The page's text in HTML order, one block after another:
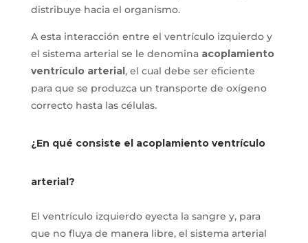
distribuye hacia el organismo.
A esta interacción entre el ventrículo izquierdo y
el sistema arterial se le denomina acoplamiento
ventrículo arterial, el cual debe ser eficiente
para que se produzca un transporte de oxígeno
correcto hasta las células.
¿En qué consiste el acoplamiento ventrículo
arterial?
El ventrículo izquierdo eyecta la sangre y, para
que no fluya de manera libre, el sistema arterial